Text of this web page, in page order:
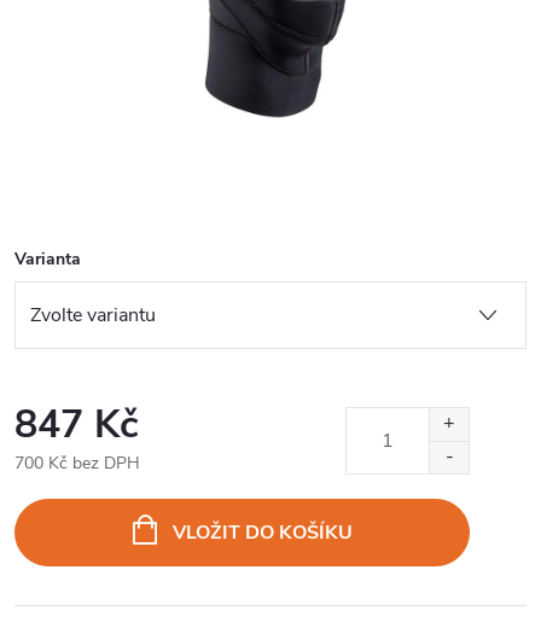
Varianta
847 Kč
700 Kč bez DPH
cena:
VLOŽIT DO KOŠÍKU